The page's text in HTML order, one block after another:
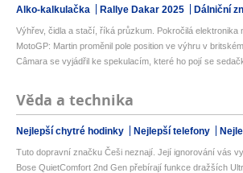
Alko-kalkulačka Rallye Dakar 2025 Dálniční
Výhřev, čidla a stačí, říká průzkum. Pokročilá elektronika
MotoGP: Martin proměnil pole position ve výhru v
Câmara se vyjádřil ke spekulacím, které ho pojí se
Věda a technika
Nejlepší chytré hodinky Nejlepší telefony
Tuto dopravní značku Češi neznají. Její ignorování vás
Bose QuietComfort 2nd Gen přebírají funkce dražších